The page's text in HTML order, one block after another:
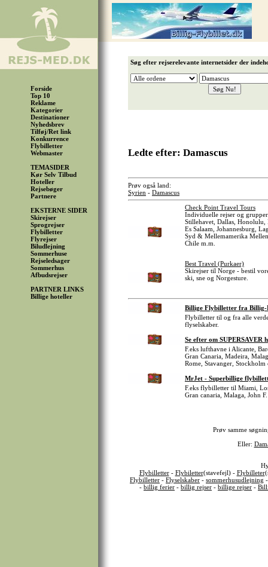
Forside
Top 10
Reklame
Kategorier
Destinationer
Nyhedsbrev
Tilføj/Ret link
Konkurrence
Flybilletter
Webmaster
TEMASIDER
Kør Selv Tilbud
Hoteller
Rejsebøger
Partnere
EKSTERNE SIDER
Skirejser
Sprogrejser
Flybilletter
Flyrejser
Biludlejning
Sommerhuse
Rejseledsager
Sommerhus
Afbudsrejser
PARTNER LINKS
Billige hoteller
Søg efter rejserelevante internetsider der
Ledte efter: Damascus
Prøv også land:
Syrien - Damascus
Check Point Travel Tours
Individuelle rejser og
Stillehavet, Dallas, Honolulu,
Es Salaam, Johannesburg,
Syd & Mellemamerika
Chile m.m.
Best Travel (Purkaer)
Skirejser til Norge - bestil
ski, sne og Norgesture.
Billige Flybilletter fra
Flybilletter til og fra alle
flyselskaber.
Se efter om
F.eks lufthavne i Alicante,
Gran Canaria, Madeira,
Rome, Stavanger, Stockholm
MrJet - Superbillige
F.eks flybilletter til Miami,
Gran canaria, Malaga, John
Prøv samme
Eller:
Flybilletter- Flybiletter(stavefejl) - Flybilleter
Flybilletter - Flyselskaber - sommerhusudlejning
- billig ferier - billig rejser - billige rejser -